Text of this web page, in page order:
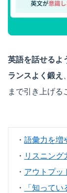
英語を話せるよ
ランスよく鍛え
まで引き上げる
・ 語彙力を増
・ リスニング
・ アウトプッ
・
「知って